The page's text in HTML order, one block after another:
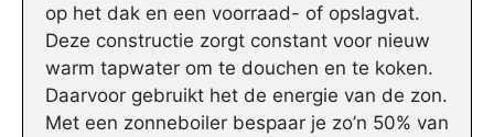
op het dak en een voorraad- of opslagvat.
Deze constructie zorgt constant voor nieuw
warm tapwater om te douchen en te koken.
Daarvoor gebruikt het de energie van de zon.
Met een zonneboiler bespaar je zo’n 50% van